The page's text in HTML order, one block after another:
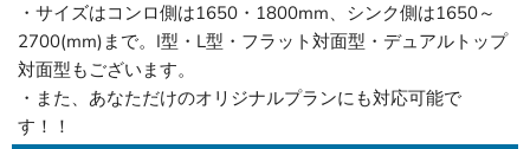
・サイズはコンロ側は1650・1800mm、シンク側は1650～
2700(mm)まで。I型・L型・フラット対面型・デュアルトップ
対面型もございます。
・また、あなただけのオリジナルプランにも対応可能で
す！！